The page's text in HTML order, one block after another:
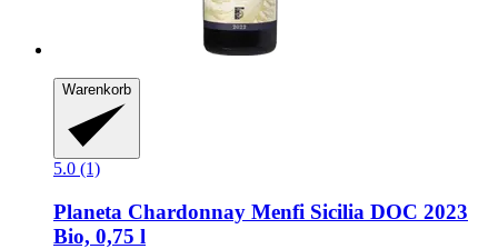
Warenkorb
5.0 (1)
Planeta Chardonnay Menfi Sicilia DOC 2023
Bio, 0,75 l